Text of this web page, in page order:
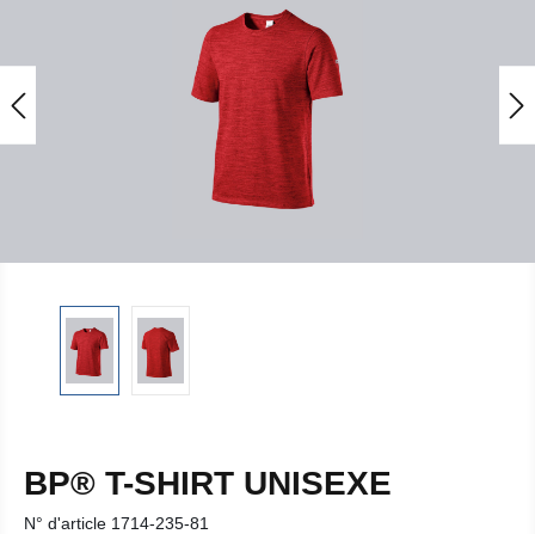
BP® T-SHIRT UNISEXE
N° d'article 1714-235-81